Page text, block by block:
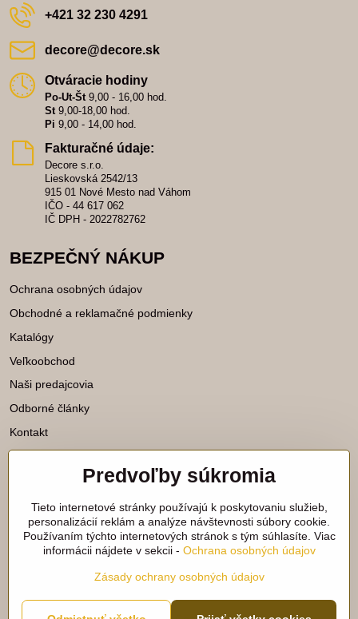
+421 32 230 4291
decore​@decore​.sk
Otváracie hodiny
Po-Ut-Št9,00 - 16,00 hod.
St9,00-18,00 hod.
Pi 9,00 - 14,00 hod.
Fakturačné údaje:
Decore s.r.o.
Lieskovská 2542/13
915 01 Nové Mesto nad Váhom
IČO - 44 617 062
IČ DPH - 2022782762
BEZPEČNÝ NÁKUP
Ochrana osobných údajov
Obchodné a reklamačné podmienky
Katalógy
Veľkoobchod
Naši predajcovia
Odborné články
Kontakt
Katalógy na stiahnutie
Viac našich noviniek nájdete aj na
sieťach:
Instagram
Predvoľby súkromia
Tieto internetové stránky používajú k poskytovaniu služieb,
personalizácií reklám a analýze návštevnosti súbory cookie.
Používaním týchto internetových stránok s tým súhlasíte. Viac
informácii nájdete v sekcii - Ochrana osobných údajov
Zásady ochrany osobných údajov